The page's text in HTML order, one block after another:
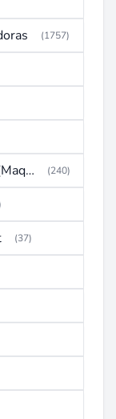
(1757)
Maquinaria de Construcción (Maquinaria Pesada) (240)
(37)